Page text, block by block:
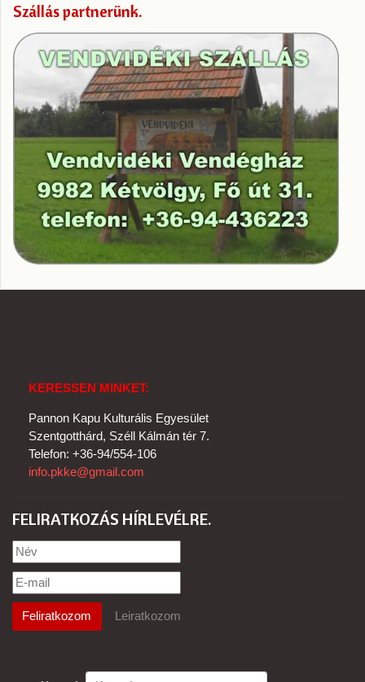
Szállás partnerünk
KERESSEN MINKET:
Pannon Kapu Kulturális Egyesület
Szentgotthárd, Széll Kálmán tér 7.
Telefon: +36-94/554-106
info.pkke@gmail.com
FELIRATKOZÁS HÍRLEVÉLRE